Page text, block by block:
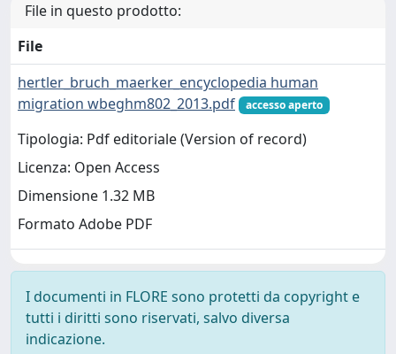
File in questo prodotto:
File
hertler_bruch_maerker_encyclopedia human
migration wbeghm802_2013.pdf
accesso aperto
Tipologia: Pdf editoriale (Version of record)
Licenza: Open Access
Dimensione 1.32 MB
Formato Adobe PDF
I documenti in FLORE sono protetti da copyright e
tutti i diritti sono riservati, salvo diversa
indicazione.